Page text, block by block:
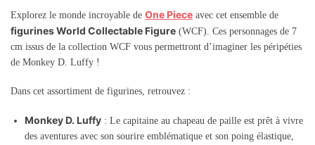
Explorez le monde incroyable de One Piece avec cet ensemble de
figurines World Collectable Figure (WCF). Ces personnages de 7
cm issus de la collection WCF vous permettront d’imaginer les péripéties
de Monkey D. Luffy !
Dans cet assortiment de figurines, retrouvez :
Monkey D. Luffy : Le capitaine au chapeau de paille est prêt à vivre
des aventures avec son sourire emblématique et son poing élastique,